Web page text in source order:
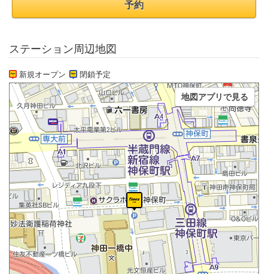
予約
ステーション周辺地図
新規オープン 閉鎖予定
地図アプリで見る